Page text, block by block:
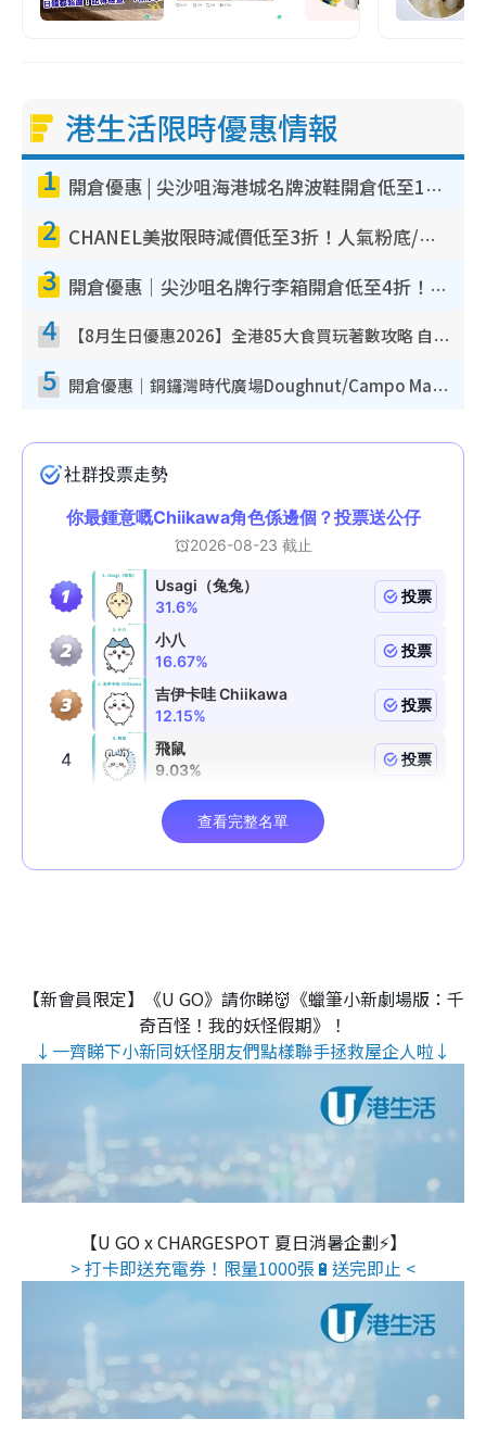
港生活限時優惠情報
1 開倉優惠 | 尖沙咀海港城名牌波鞋開倉低至1折！On鞋$899起／Joy&Peace鞋履$98起
2 CHANEL美妝限時減價低至3折！人氣粉底/唇膏/精華液低至$275！COCO香水都有平
3 開倉優惠｜尖沙咀名牌行李箱開倉低至4折！一連5日 American Tourister/ace./Hallmark $200起！
4 【8月生日優惠2026】全港85大食買玩著數攻略 自助餐/火鍋放題同行免費＋誠品/DONKI送現金券
5 開倉優惠｜銅鑼灣時代廣場Doughnut/Campo Marzio開倉低至1折！背囊、書包、手袋劈價$200起
【新會員限定】《U GO》請你睇👹《蠟筆小新劇場版：千
奇百怪！我的妖怪假期》！
↓一齊睇下小新同妖怪朋友們點樣聯手拯救屋企人啦↓
【U GO x CHARGESPOT 夏日消暑企劃⚡】
> 打卡即送充電券！限量1000張🔋送完即止 <